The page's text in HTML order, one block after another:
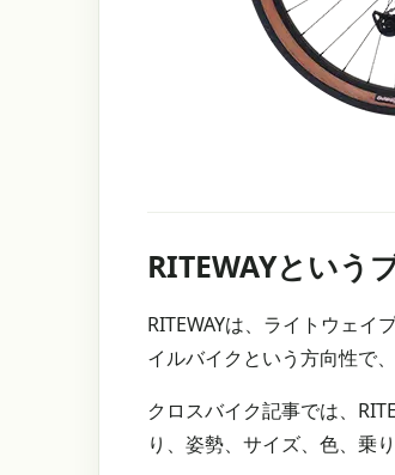
RITEWAYという
RITEWAYは、ライトウェ
イルバイクという方向性で
クロスバイク記事では、
り、姿勢、サイズ、色、乗